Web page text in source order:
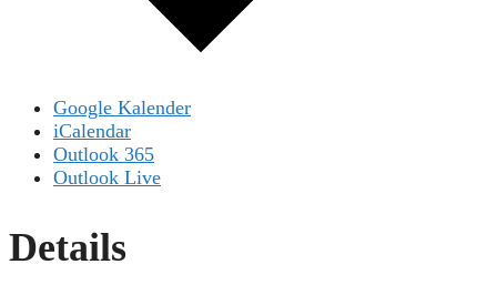
Google Kalender
iCalendar
Outlook 365
Outlook Live
Details